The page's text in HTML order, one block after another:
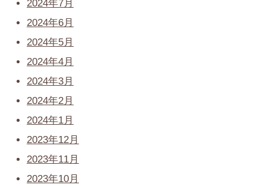
2024年7月
2024年6月
2024年5月
2024年4月
2024年3月
2024年2月
2024年1月
2023年12月
2023年11月
2023年10月